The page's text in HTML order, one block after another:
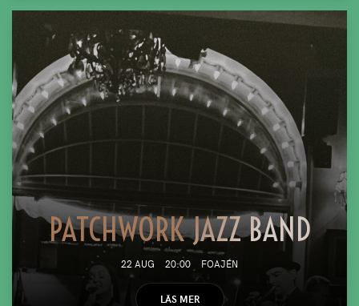
PATCHWORK JAZZ BAND
22 AUG 20:00 FOAJÉN
LÄS MER